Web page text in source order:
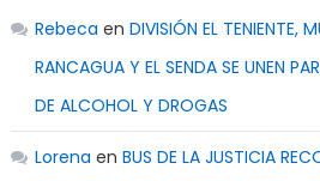
Rebeca en DIVISIÓN EL TENIENTE,
RANCAGUA Y EL SENDA SE UNEN
DE ALCOHOL Y DROGAS
Lorena en BUS DE LA JUSTICIA